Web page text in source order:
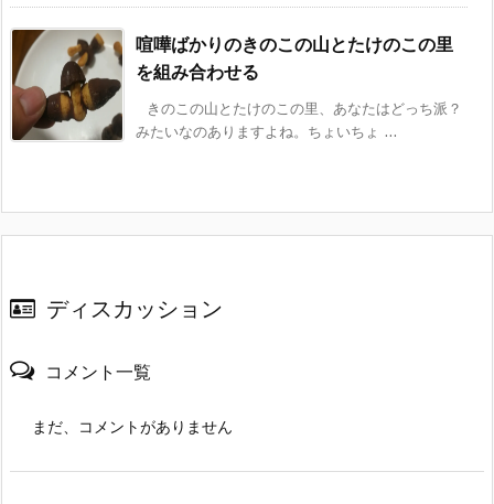
喧嘩ばかりのきのこの山とたけのこの里
を組み合わせる
きのこの山とたけのこの里、あなたはどっち派？
みたいなのありますよね。ちょいちょ ...
ディスカッション
コメント一覧
まだ、コメントがありません